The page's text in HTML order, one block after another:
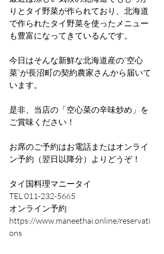
りとタイ野菜が作られており、北海道
で作られたタイ野菜を使ったメニュー
も豊富になってきているんです。
今日はそんな新鮮な北海道産の“空心
菜”が長沼町の契約農家さんから届いて
います。
是非、当店の「空心菜の辛味炒め」を
ご賞味ください！
お席のご予約はお電話またはオンライ
ン予約（翌日以降分）よりどうぞ！
タイ国料理マニータイ
TEL 011-232-5665
オンライン予約
https://www.maneethai.online/reservati
ons